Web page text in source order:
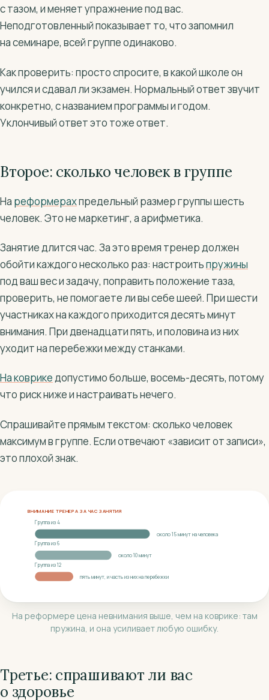
с тазом, и меняет упражнение под вас.
Неподготовленный показывает то, что запомнил
на семинаре, всей группе одинаково.
Как проверить: просто спросите, в какой школе он
учился и сдавал ли экзамен. Нормальный ответ звучит
конкретно, с названием программы и годом.
Уклончивый ответ это тоже ответ.
Второе: сколько человек в группе
На реформерахпредельный размер группы шесть
человек. Это не маркетинг, а арифметика.
Занятие длится час. За это время тренер должен
обойти каждого несколько раз: настроитьпружины
под ваш вес и задачу, поправить положение таза,
проверить, не помогаете ли вы себе шеей. При шести
участниках на каждого приходится десять минут
внимания. При двенадцати пять, и половина из них
уходит на перебежки между станками.
На коврикедопустимо больше, восемь-десять, потому
что риск ниже и настраивать нечего.
Спрашивайте прямым текстом: сколько человек
максимум в группе. Если отвечают «зависит от записи»,
это плохой знак.
ВНИМАНИЕ ТРЕНЕРА ЗА ЧАС ЗАНЯТИЯ
Группа из 4
около 15 минут на человека
Группа из 6
около 10 минут
Группа из 12
пять минут, и часть из них на перебежки
На реформере цена невнимания выше, чем на коврике: там
пружина, и она усиливает любую ошибку.
Третье: спрашивают ли вас
о здоровье